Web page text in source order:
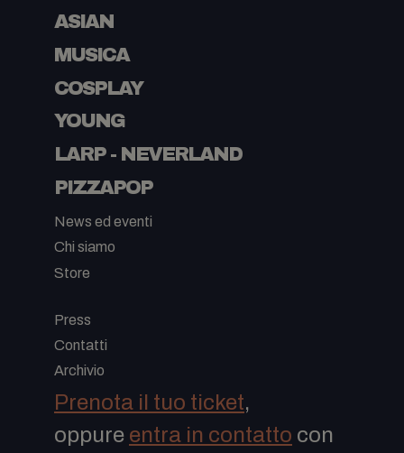
ASIAN
MUSICA
COSPLAY
YOUNG
LARP - NEVERLAND
PIZZAPOP
News ed eventi
Chi siamo
Store
Press
Contatti
Archivio
Prenota il tuo ticket,
oppure entra in contatto con